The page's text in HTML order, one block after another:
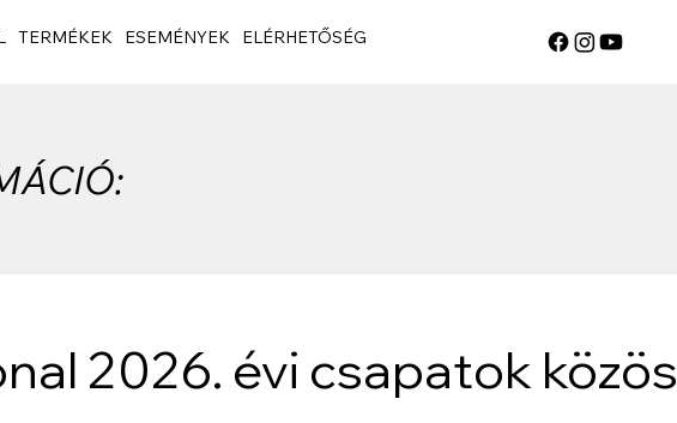
TERMÉKEK ESEMÉNYEK
ELÉRHETŐSÉG
2026. évi csapatok közös